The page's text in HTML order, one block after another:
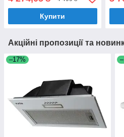
шириною 52 см
Купити
Акційні пропозиції та
–17%